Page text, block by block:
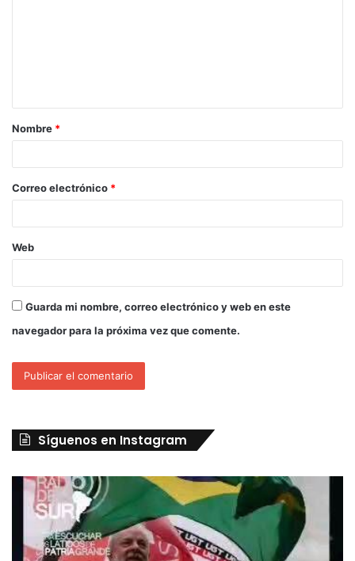
Nombre *
Correo electrónico *
Web
Guarda mi nombre, correo electrónico y web en este
navegador para la próxima vez que comente.
Síguenos en Instagram